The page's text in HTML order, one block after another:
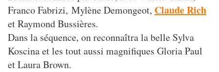
Franco Fabrizi, Mylène Demongeot, Claude Rich
et Raymond Bussières.
Dans la séquence, on reconnaîtra la belle Sylva
Koscina et les tout aussi magnifiques Gloria Paul
et Laura Brown.